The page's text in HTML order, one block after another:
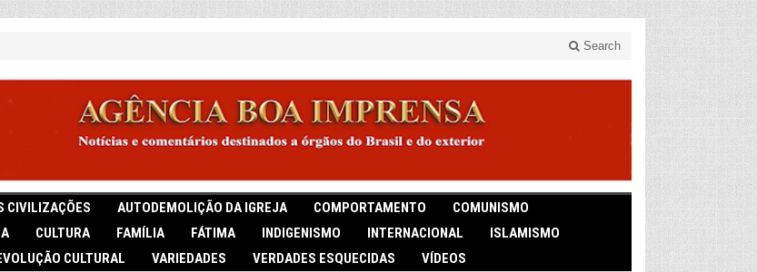
Search
CIVILIZAÇÕES AUTODEMOLIÇÃO DA IGREJA COMPORTAMENTO
COMUNISMO
CULTURA FAMÍLIA FÁTIMA INDIGENISMO INTERNACIONAL
ISLAMISMO
CULTURAL VARIEDADES VERDADES ESQUECIDAS VÍDEOS